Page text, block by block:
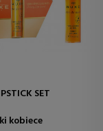
SET
kobiece